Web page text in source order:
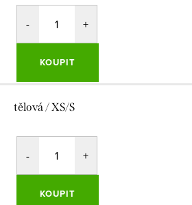
KOUPIT
tělová / XS/S
KOUPIT